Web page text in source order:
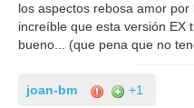
los aspectos rebosa amor
increíble que esta versión EX
bueno... (que pena que no
joan-bm +1